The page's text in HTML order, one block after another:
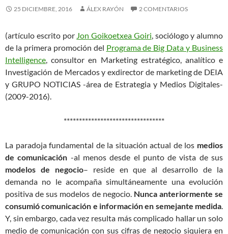
25 DICIEMBRE, 2016 ÁLEX RAYÓN 2 COMENTARIOS
(artículo escrito por Jon Goikoetxea Goiri, sociólogo y alumno
de la primera promoción del Programa de Big Data y Business
Intelligence, consultor en Marketing estratégico, analítico e
Investigación de Mercados y exdirector de marketing de DEIA
y GRUPO NOTICIAS -área de Estrategia y Medios Digitales-
(2009-2016).
*********************************
La paradoja fundamental de la situación actual de los medios
de comunicación -al menos desde el punto de vista de sus
modelos de negocio– reside en que al desarrollo de la
demanda no le acompaña simultáneamente una evolución
positiva de sus modelos de negocio. Nunca anteriormente se
consumió comunicación e información en semejante medida.
Y, sin embargo, cada vez resulta más complicado hallar un solo
medio de comunicación con sus cifras de negocio siquiera en